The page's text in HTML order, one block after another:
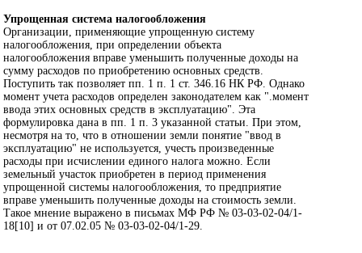
Упрощенная система налогообложения
Организации, применяющие упрощенную систему
налогообложения, при определении объекта
налогообложения вправе уменьшить полученные доходы на
сумму расходов по приобретению основных средств.
Поступить так позволяет пп. 1 п. 1 ст. 346.16 НК РФ. Однако
момент учета расходов определен законодателем как ".момент
ввода этих основных средств в эксплуатацию". Эта
формулировка дана в пп. 1 п. 3 указанной статьи. При этом,
несмотря на то, что в отношении земли понятие "ввод в
эксплуатацию" не используется, учесть произведенные
расходы при исчислении единого налога можно. Если
земельный участок приобретен в период применения
упрощенной системы налогообложения, то предприятие
вправе уменьшить полученные доходы на стоимость земли.
Такое мнение выражено в письмах МФ РФ № 03-03-02-04/1-
18[10] и от 07.02.05 № 03-03-02-04/1-29.